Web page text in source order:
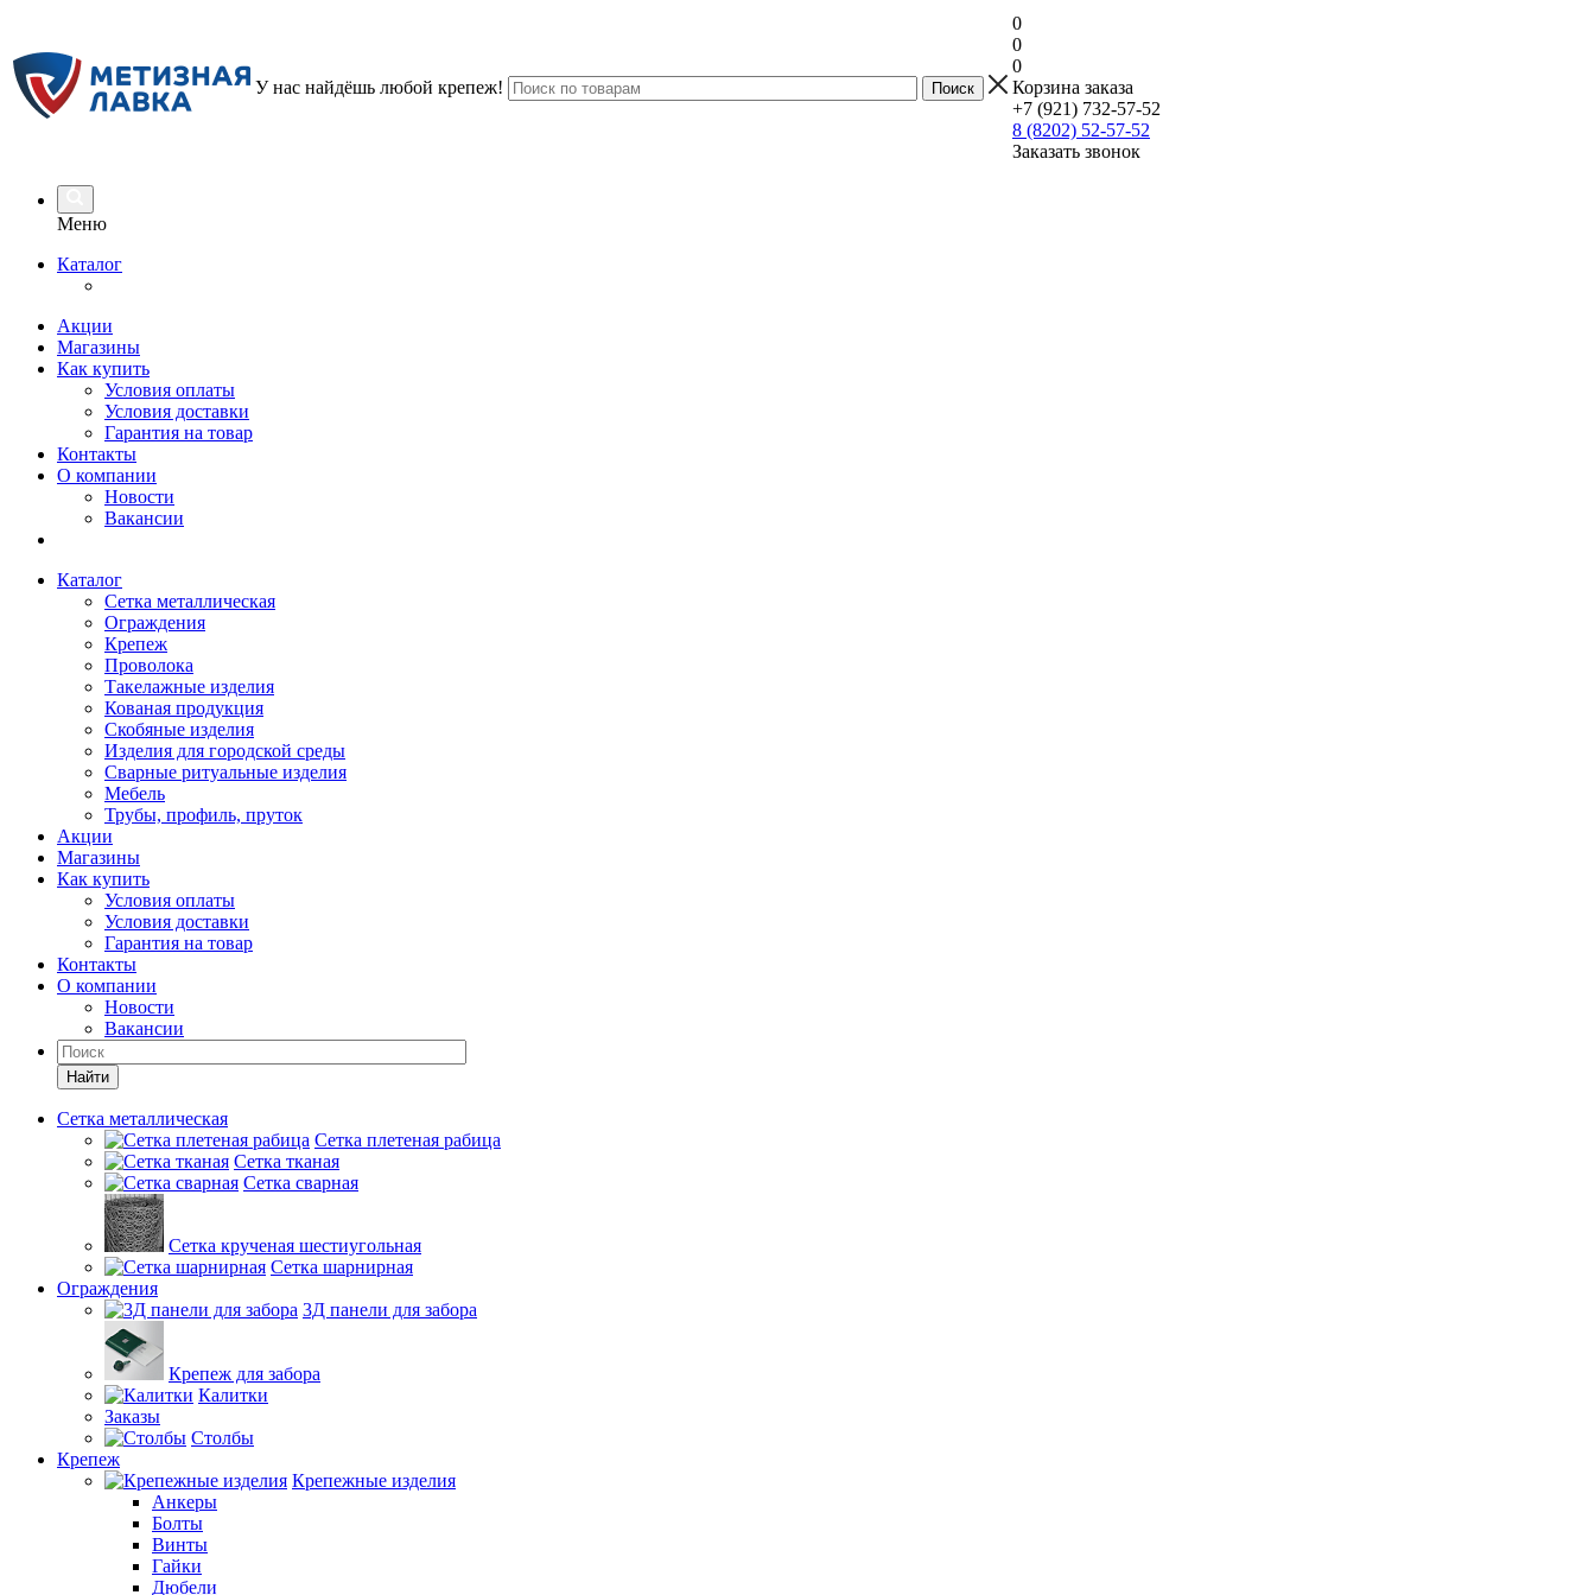
У нас найдёшь любой крепеж!
0
0
0
Корзина заказа
+7 (921) 732-57-52
8 (8202) 52-57-52
Заказать звонок
Меню
Каталог
Акции
Магазины
Как купить
Условия оплаты
Условия доставки
Гарантия на товар
Контакты
О компании
Новости
Вакансии
Каталог
Сетка металлическая
Ограждения
Крепеж
Проволока
Такелажные изделия
Кованая продукция
Скобяные изделия
Изделия для городской среды
Сварные ритуальные изделия
Мебель
Трубы, профиль, пруток
Акции
Магазины
Как купить
Условия оплаты
Условия доставки
Гарантия на товар
Контакты
О компании
Новости
Вакансии
Найти
Сетка металлическая
Сетка плетеная рабица
Сетка тканая
Сетка сварная
Сетка крученая шестиугольная
Сетка шарнирная
Ограждения
3Д панели для забора
Крепеж для забора
Калитки
Заказы
Столбы
Крепеж
Крепежные изделия
Анкеры
Болты
Винты
Гайки
Дюбели